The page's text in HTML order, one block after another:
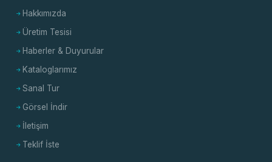
Hakkımızda
Üretim Tesisi
Haberler & Duyurular
Kataloglarımız
Sanal Tur
Görsel İndir
İletişim
Teklif İste